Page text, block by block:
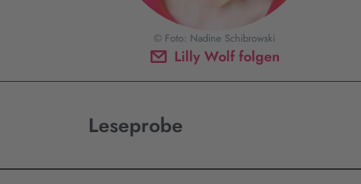
Lilly Wolf folgen
© Foto: Nadine Schibrowski
Leseprobe